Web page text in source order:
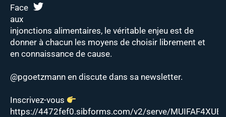
Face
aux
injonctions alimentaires, le véritable enjeu est de
donner à chacun les moyens de choisir librement et
en connaissance de cause.
@pgoetzmann en discute dans sa newsletter.
Inscrivez-vous
https://4472fef0.sibforms.com/v2/serve/